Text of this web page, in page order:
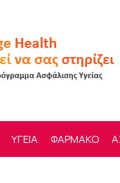
ΥΓΕΙΑ ΦΑΡΜΑΚΟ